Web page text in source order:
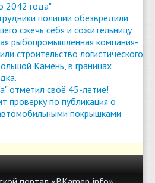
2042 года"
полиции обезвредили
сжечь себя и сожительницу
рыбопромышленная компания-
строительство логистического
Камень, в границах
отметил своё 45-летие!
проверку по публикация о
покрышками